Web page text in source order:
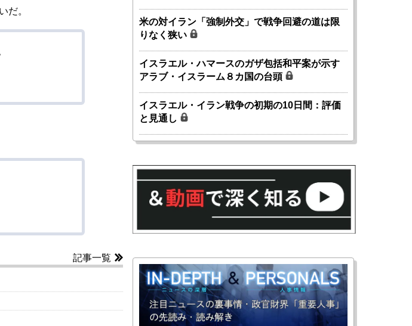
だ。
記事一覧
米の対イラン「強制外交」で戦争回避の道は限
りなく狭い
イスラエル・ハマースのガザ包括和平案が示す
アラブ・イスラーム８カ国の台頭
イスラエル・イラン戦争の初期の10日間：評価
と見通し